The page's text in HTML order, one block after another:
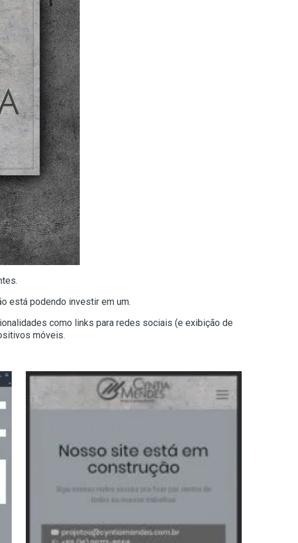
está podendo investir em um.
como links para redes sociais (e exibição de
móveis.